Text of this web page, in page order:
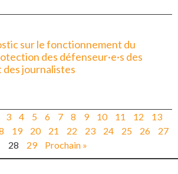
sur le fonctionnement du
des défenseur·e·s des
des journalistes
3 4 5 6 7 8 9 10 11 12
13
19 20 21 22 23 24 25 26
27
28
29 Prochain »